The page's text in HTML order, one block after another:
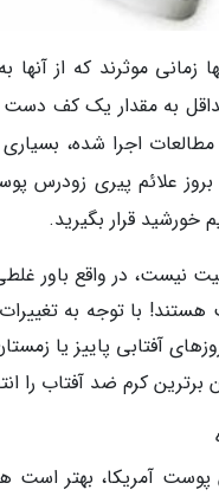
زمانی موثرند که از
به مقدار یک کف
اجرا شده،
علائم پیری زودرس
قرار بگیرید.
نیست، در واقع باور
با توجه به
آفتابی پاییز یا
برترین کرم ضد آفتاب را